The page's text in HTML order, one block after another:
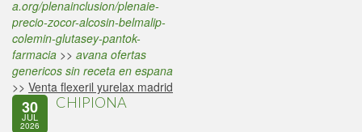
a.org/plenainclusion/plenaie-
precio-zocor-alcosin-belmalip-
colemin-glutasey-pantok-
farmacia >> avana ofertas
genericos sin receta en espana
>> Venta flexeril yurelax madrid
30
JUL
2026
CHIPIONA